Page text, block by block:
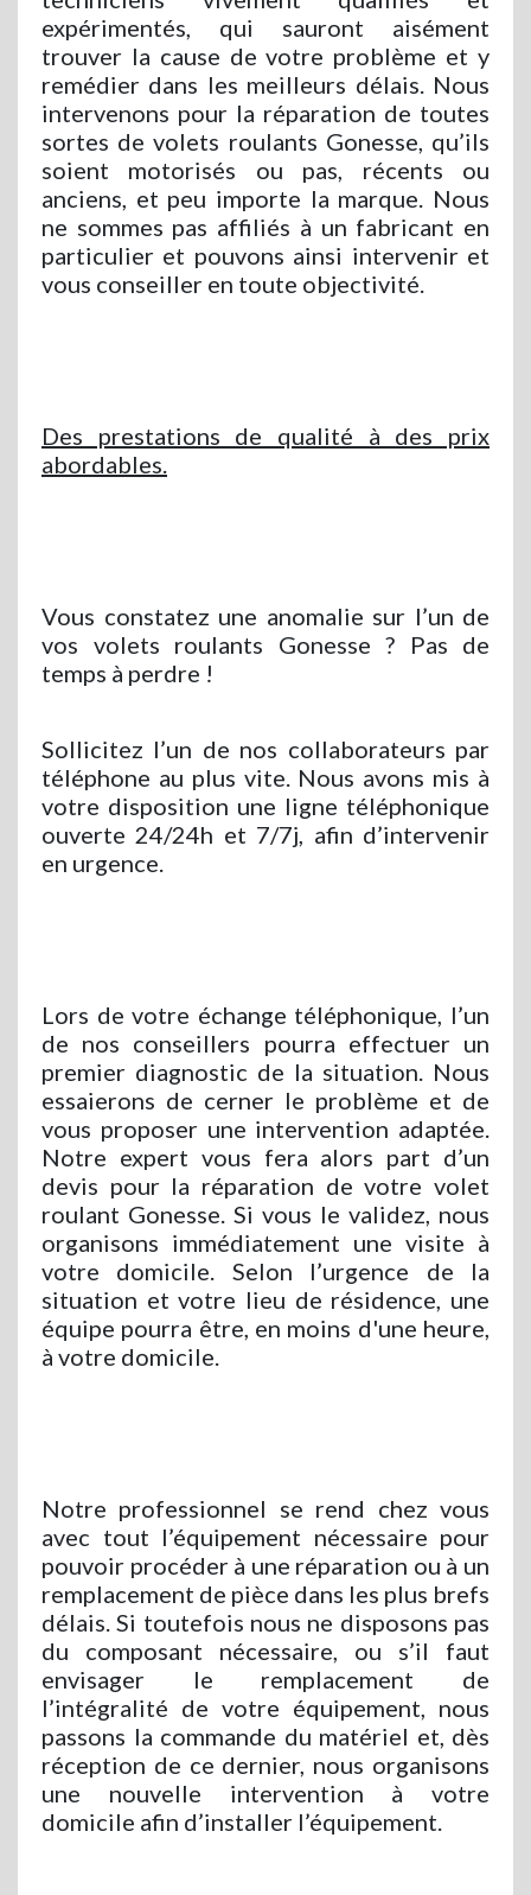
expérimentés, qui sauront aisément
trouver la cause de votre problème et y
remédier dans les meilleurs délais. Nous
intervenons pour la réparation de toutes
sortes de volets roulants Gonesse, qu’ils
soient motorisés ou pas, récents ou
anciens, et peu importe la marque. Nous
ne sommes pas affiliés à un fabricant en
particulier et pouvons ainsi intervenir et
vous conseiller en toute objectivité.
Des prestations de qualité à des prix
abordables.
Vous constatez une anomalie sur l’un de
vos volets roulants Gonesse ? Pas de
temps à perdre !
Sollicitez l’un de nos collaborateurs par
téléphone au plus vite. Nous avons mis à
votre disposition une ligne téléphonique
ouverte 24/24h et 7/7j, afin d’intervenir
en urgence.
Lors de votre échange téléphonique, l’un
de nos conseillers pourra effectuer un
premier diagnostic de la situation. Nous
essaierons de cerner le problème et de
vous proposer une intervention adaptée.
Notre expert vous fera alors part d’un
devis pour la réparation de votre volet
roulant Gonesse. Si vous le validez, nous
organisons immédiatement une visite à
votre domicile. Selon l’urgence de la
situation et votre lieu de résidence, une
équipe pourra être, en moins d'une heure,
à votre domicile.
Notre professionnel se rend chez vous
avec tout l’équipement nécessaire pour
pouvoir procéder à une réparation ou à un
remplacement de pièce dans les plus brefs
délais. Si toutefois nous ne disposons pas
du composant nécessaire, ou s’il faut
envisager le remplacement de
l’intégralité de votre équipement, nous
passons la commande du matériel et, dès
réception de ce dernier, nous organisons
une nouvelle intervention à votre
domicile afin d’installer l’équipement.